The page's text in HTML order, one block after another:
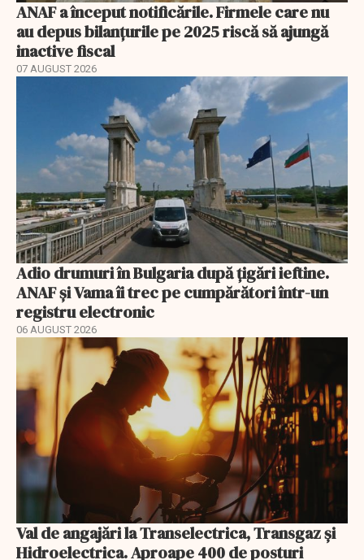
ANAF a început notificările. Firmele care nu
au depus bilanțurile pe 2025 riscă să ajungă
inactive fiscal
07 AUGUST 2026
Adio drumuri în Bulgaria după țigări ieftine.
ANAF și Vama îi trec pe cumpărători într-un
registru electronic
06 AUGUST 2026
Val de angajări la Transelectrica, Transgaz și
Hidroelectrica. Aproape 400 de posturi